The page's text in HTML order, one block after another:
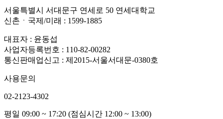
서울특별시 서대문구 연세로 50 연세대학교
신촌ㆍ국제/미래 : 1599-1885
대표자 : 윤동섭
사업자등록번호 : 110-82-00282
통신판매업신고 : 제2015-서울서대문-0380호
사용문의
02-2123-4302
평일 09:00 ~ 17:20 (점심시간 12:00 ~ 13:00)